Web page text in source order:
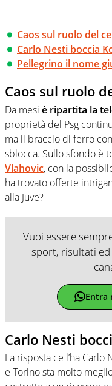
Caos sul ruolo del
Carlo Nesti boccia
Pellegrino il nome
Caos sul ruolo
Da mesi è ripartita la
proprietà del Psg
ma il braccio di ferro
sblocca. Sullo sfondo è
Vlahovic, con la
ha trovato offerte
alla Juve?
Vuoi essere
sport, risultati ed
Entra
Carlo Nesti
La risposta ce l’ha Carlo
e Torino sta molto